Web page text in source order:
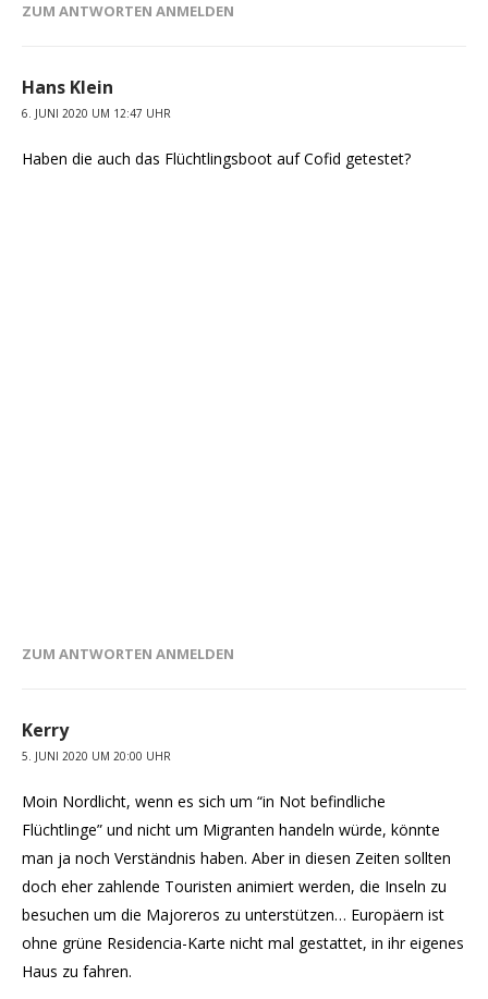
ZUM ANTWORTEN ANMELDEN
Hans Klein
6. JUNI 2020 UM 12:47 UHR
Haben die auch das Flüchtlingsboot auf Cofid getestet?
ZUM ANTWORTEN ANMELDEN
Kerry
5. JUNI 2020 UM 20:00 UHR
Moin Nordlicht, wenn es sich um “in Not befindliche
Flüchtlinge” und nicht um Migranten handeln würde, könnte
man ja noch Verständnis haben. Aber in diesen Zeiten sollten
doch eher zahlende Touristen animiert werden, die Inseln zu
besuchen um die Majoreros zu unterstützen… Europäern ist
ohne grüne Residencia-Karte nicht mal gestattet, in ihr eigenes
Haus zu fahren.